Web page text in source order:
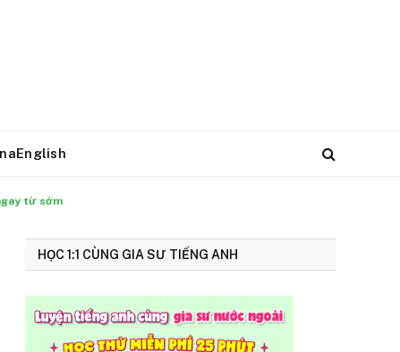
từ sớm
HỌC 1:1 CÙNG GIA SƯ TIẾNG ANH